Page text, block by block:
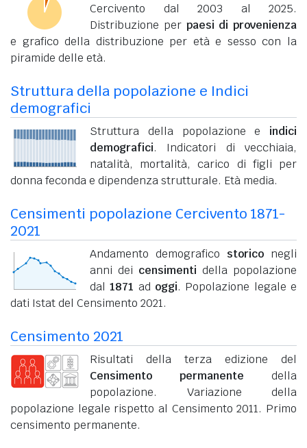
Cercivento dal 2003 al 2025.
Distribuzione per paesi di provenienza
e grafico della distribuzione per età e sesso con la
piramide delle età.
Struttura della popolazione e Indici
demografici
Struttura della popolazione e indici
demografici. Indicatori di vecchiaia,
natalità, mortalità, carico di figli per
donna feconda e dipendenza strutturale. Età media.
Censimenti popolazione Cercivento 1871-
2021
Andamento demografico storico negli
anni dei censimenti della popolazione
dal1871 ad oggi. Popolazione legale e
dati Istat del Censimento 2021.
Censimento 2021
Risultati della terza edizione del
Censimento permanente della
popolazione. Variazione della
popolazione legale rispetto al Censimento 2011. Primo
censimento permanente.